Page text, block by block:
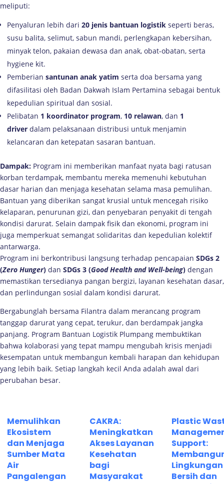
meliputi:
Penyaluran lebih dari 20 jenis bantuan logistik seperti beras,
susu balita, selimut, sabun mandi, perlengkapan kebersihan,
minyak telon, pakaian dewasa dan anak, obat-obatan, serta
hygiene kit.
Pemberian santunan anak yatim serta doa bersama yang
difasilitasi oleh Badan Dakwah Islam Pertamina sebagai bentuk
kepedulian spiritual dan sosial.
Pelibatan 1 koordinator program, 10 relawan, dan 1
driver dalam pelaksanaan distribusi untuk menjamin
kelancaran dan ketepatan sasaran bantuan.
Dampak: Program ini memberikan manfaat nyata bagi ratusan
korban terdampak, membantu mereka memenuhi kebutuhan
dasar harian dan menjaga kesehatan selama masa pemulihan.
Bantuan yang diberikan sangat krusial untuk mencegah risiko
kelaparan, penurunan gizi, dan penyebaran penyakit di tengah
kondisi darurat. Selain dampak fisik dan ekonomi, program ini
juga memperkuat semangat solidaritas dan kepedulian kolektif
antarwarga.
Program ini berkontribusi langsung terhadap pencapaian SDGs 2
(Zero Hunger) dan SDGs 3 (Good Health and Well-being) dengan
memastikan tersedianya pangan bergizi, layanan kesehatan dasar,
dan perlindungan sosial dalam kondisi darurat.
Bergabunglah bersama Filantra dalam merancang program
tanggap darurat yang cepat, terukur, dan berdampak jangka
panjang. Program Bantuan Logistik Plumpang membuktikan
bahwa kolaborasi yang tepat mampu mengubah krisis menjadi
kesempatan untuk membangun kembali harapan dan kehidupan
yang lebih baik. Setiap langkah kecil Anda adalah awal dari
perubahan besar.
Memulihkan
Ekosistem
dan Menjaga
Sumber Mata
Air
Pangalengan
CAKRA:
Meningkatkan
Akses Layanan
Kesehatan
bagi
Masyarakat
Plastic
Support:
Lingkungan
Bersih dan